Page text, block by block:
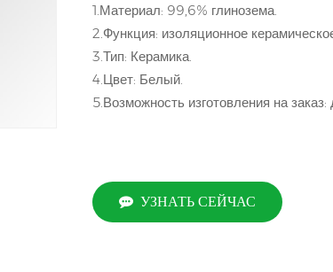
1.Материал: 99,6% глинозема.
2.Функция: изоляционное
3.Тип: Керамика.
4.Цвет: Белый.
5.Возможность изготовления на
УЗНАТЬ СЕЙЧАС